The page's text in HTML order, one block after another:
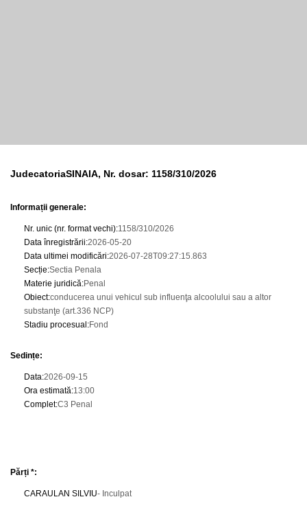
JudecatoriaSINAIA, Nr. dosar: 1158/310/2026
Informații generale:
Nr. unic (nr. format vechi):1158/310/2026
Data înregistrării:2026-05-20
Data ultimei modificări:2026-07-28T09:27:15.863
Secție:Sectia Penala
Materie juridică:Penal
Obiect:conducerea unui vehicul sub influenţa alcoolului sau a altor
substanţe (art.336 NCP)
Stadiu procesual :Fond
Sedințe:
Data:2026-09-15
Ora estimată:13:00
Complet:C3 Penal
Părți *:
CARAULAN SILVIU- Inculpat